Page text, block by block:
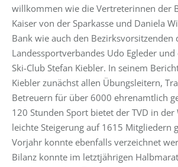
willkommen wie die Vertreterinnen der
Kaiser von der Sparkasse und Daniela
Bank wie auch den Bezirksvorsitzenden
Landessportverbandes Udo Egleder
Ski-Club Stefan Kiebler. In seinem
Kiebler zunächst allen Übungsleitern,
Betreuern für über 6000 ehrenamtlich
120 Stunden Sport bietet der TVD in der
leichte Steigerung auf 1615 Mitgliedern
Vorjahr konnte ebenfalls verzeichnet
Bilanz konnte im letztjährigen